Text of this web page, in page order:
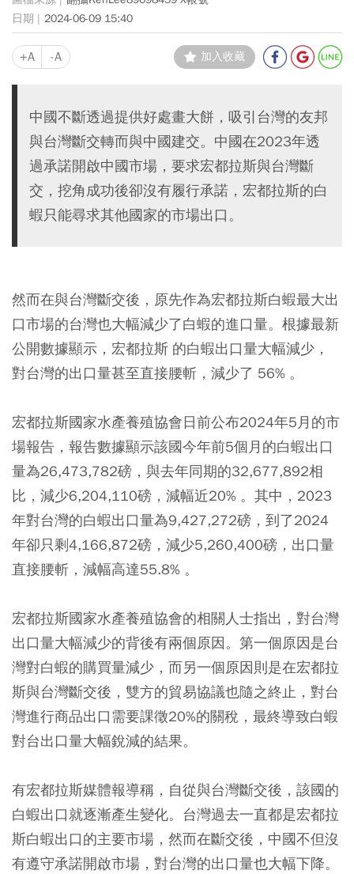
2024-06-09 15:40
+A -A 加入收藏
中國不斷透過提供好處畫大餅，吸引台灣的友邦
與台灣斷交轉而與中國建交。中國在2023年透
過承諾開啟中國市場，要求宏都拉斯與台灣斷
交，挖角成功後卻沒有履行承諾，宏都拉斯的白
蝦只能尋求其他國家的市場出口。
然而在與台灣斷交後，原先作為宏都拉斯白蝦最大出
口市場的台灣也大幅減少了白蝦的進口量。根據最新
公開數據顯示，宏都拉斯 的白蝦出口量大幅減少，
對台灣的出口量甚至直接腰斬，減少了 56% 。
宏都拉斯國家水產養殖協會日前公布2024年5月的市
場報告，報告數據顯示該國今年前5個月的白蝦出口
量為26,473,782磅，與去年同期的32,677,892相
比，減少6,204,110磅，減幅近20% 。其中，2023
年對台灣的白蝦出口量為9,427,272磅，到了2024
年卻只剩4,166,872磅，減少5,260,400磅，出口量
直接腰斬，減幅高達55.8% 。
宏都拉斯國家水產養殖協會的相關人士指出，對台灣
出口量大幅減少的背後有兩個原因。第一個原因是台
灣對白蝦的購買量減少，而另一個原因則是在宏都拉
斯與台灣斷交後，雙方的貿易協議也隨之終止，對台
灣進行商品出口需要課徵20%的關稅，最終導致白蝦
對台出口量大幅銳減的結果。
有宏都拉斯媒體報導稱，自從與台灣斷交後，該國的
白蝦出口就逐漸產生變化。台灣過去一直都是宏都拉
斯白蝦出口的主要市場，然而在斷交後，中國不但沒
有遵守承諾開啟市場，對台灣的出口量也大幅下降。